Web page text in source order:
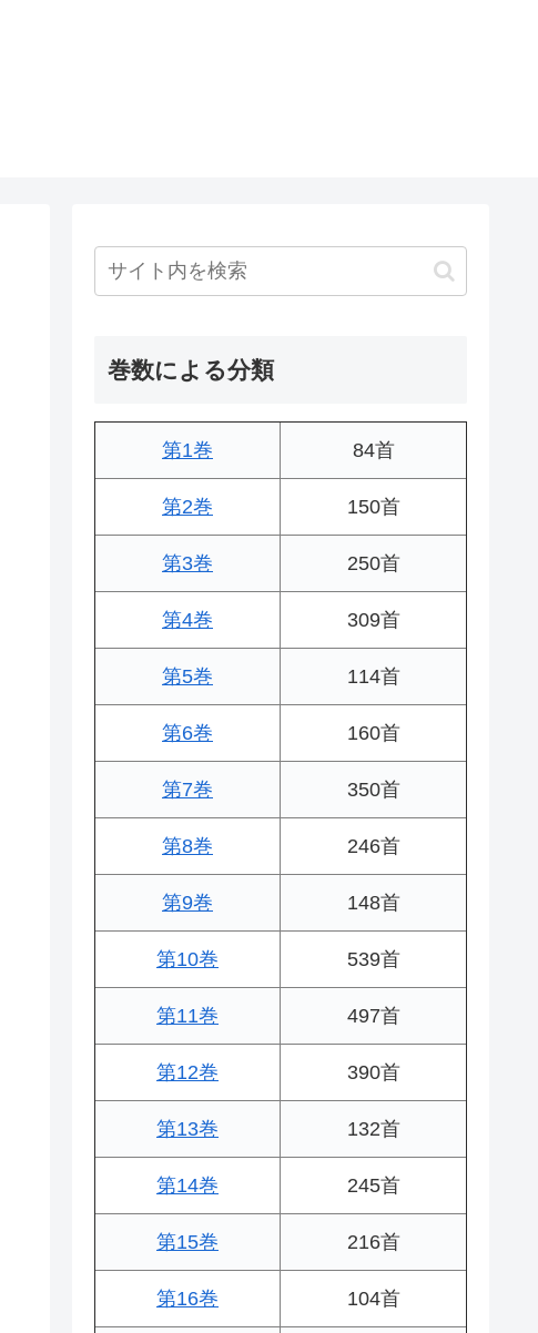
巻数による分類
第1巻 84首
第2巻 150首
第3巻 250首
第4巻 309首
第5巻 114首
第6巻 160首
第7巻 350首
第8巻 246首
第9巻 148首
第10巻 539首
第11巻 497首
第12巻 390首
第13巻 132首
第14巻 245首
第15巻 216首
第16巻 104首